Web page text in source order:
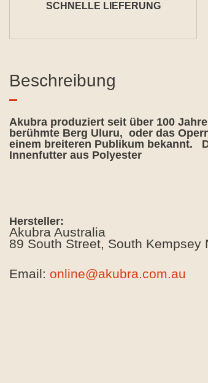
SCHNELLE LIEFERUNG
Beschreibung
Akubra produziert seit über 100
berühmte Berg Uluru, oder das
einem breiteren Publikum bekannt.
Innenfutter aus Polyester
Hersteller:
Akubra Australia
89 South Street, South Kempsey
Email: online@akubra.com.au